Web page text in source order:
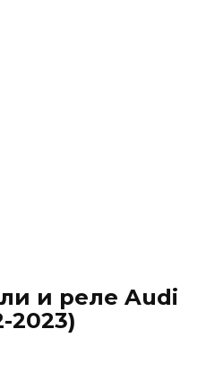
и реле Audi
2023)